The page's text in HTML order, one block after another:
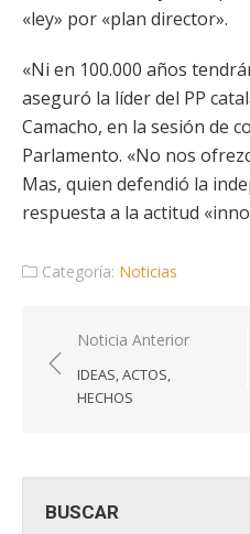
«ley» por «plan director».
«Ni en 100.000 años
aseguró la líder del PP
Camacho, en la sesión de
Parlamento. «No nos
Mas, quien defendió la
respuesta a la actitud
Categoría: Noticias
Navegación
de
entradas
Noticia Anterior
IDEAS, ACTOS,
HECHOS
BUSCAR